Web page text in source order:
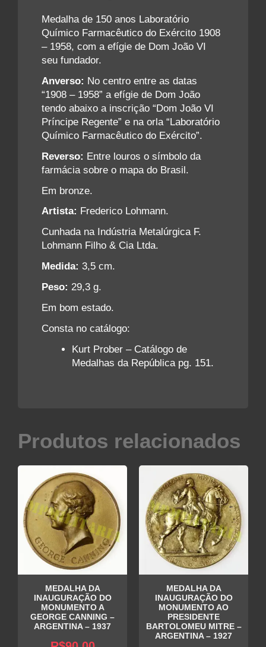
Medalha de 150 anos Laboratório
Químico Farmacêutico do Exército 1908
– 1958, com a efígie de Dom João VI
seu fundador.
Anverso: No centro entre as datas
“1908 – 1958” a efígie de Dom João
tendo abaixo a inscrição “Dom João VI
Príncipe Regente” e na orla “Laboratório
Químico Farmacêutico do Exército”.
Reverso: Entre louros o símbolo da
farmácia sobre o mapa do Brasil.
Em bronze.
Artista: Frederico Lohmann.
Cunhada na Indústria Metalúrgica F.
Lohmann Filho & Cia Ltda.
Medida: 3,5 cm.
Peso: 29,3 g.
Em bom estado.
Consta no catálogo:
Kurt Prober – Catálogo de
Medalhas da República pg. 151.
Produtos relacionados
MEDALHA DA
INAUGURAÇÃO DO
MONUMENTO A
GEORGE CANNING –
ARGENTINA – 1937
MEDALHA DA
INAUGURAÇÃO DO
MONUMENTO AO
PRESIDENTE
BARTOLOMEU MITRE –
ARGENTINA – 1927